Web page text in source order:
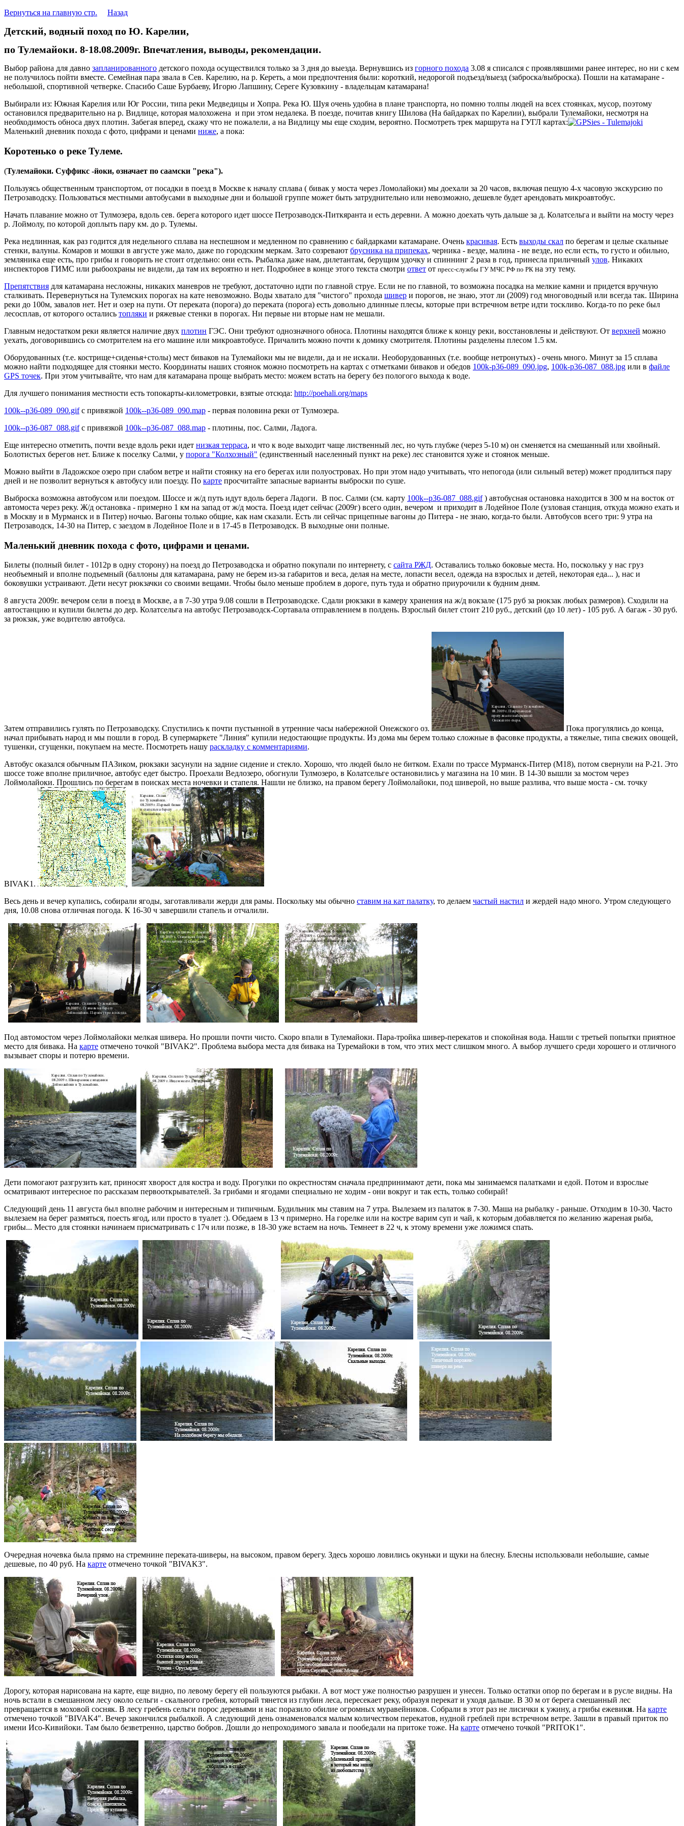
Вернуться на главную стр. Назад
Детский, водный поход по Ю. Карелии,
по Тулемайоки. 8-18.08.2009г. Впечатления, выводы, рекомендации.
Выбор района для давно запланированного детского похода осуществился только за 3 дня до выезда. Вернувшись из горного похода 3.08 я списался с проявлявшими ранее интерес, но ни с кем
не получилось пойти вместе. Семейная пара звала в Сев. Карелию, на р. Кереть, а мои предпочтения были: короткий, недорогой подъезд/выезд (заброска/выброска). Пошли на катамаране -
небольшой, спортивной четверке. Спасибо Саше Бурбаеву, Игорю Лапшину, Сереге Кузовкину - владельцам катамарана!
Выбирали из: Южная Карелия или Юг России, типа реки Медведицы и Хопра. Река Ю. Шуя очень удобна в плане транспорта, но помню толпы людей на всех стоянках, мусор, поэтому
остановился предварительно на р. Видлице, которая малохожена и при этом недалека. В поезде, почитав книгу Шилова (На байдарках по Карелии), выбрали Тулемайоки, несмотря на
необходимость обноса двух плотин. Забегая вперед, скажу что не пожалели, а на Видлицу мы еще сходим, вероятно. Посмотреть трек маршрута на ГУГЛ картах:
Маленький дневник похода с фото, цифрами и ценами ниже, а пока:
Коротенько о реке Тулеме.
(Тулемайоки. Суффикс -йоки, означает по саамски "река").
Пользуясь общественным транспортом, от посадки в поезд в Москве к началу сплава ( бивак у моста через Ломолайоки) мы доехали за 20 часов, включая пешую 4-х часовую экскурсию по
Петрозаводску. Пользоваться местными автобусами в выходные дни и большой группе может быть затруднительно или невозможно, дешевле будет арендовать микроавтобус.
Начать плавание можно от Тулмозера, вдоль сев. берега которого идет шоссе Петрозаводск-Питкяранта и есть деревни. А можно доехать чуть дальше за д. Колатсельга и выйти на мосту через
р. Лоймолу, по которой доплыть пару км. до р. Тулемы.
Река недлинная, как раз годится для недельного сплава на неспешном и медленном по сравнению с байдарками катамаране. Очень красивая. Есть выходы скал по берегам и целые скальные
стенки, валуны. Комаров и мошки в августе уже мало, даже по городским меркам. Зато созревают брусника на припеках, черника - везде, малина - не везде, но если есть, то густо и обильно,
земляника еще есть, про грибы и говорить не стоит отдельно: они есть. Рыбалка даже нам, дилетантам, берущим удочку и спиннинг 2 раза в год, принесла приличный улов. Никаких
инспекторов ГИМС или рыбоохраны не видели, да там их вероятно и нет. Подробнее в конце этого текста смотри ответ от пресс-службы ГУ МЧС РФ по РК на эту тему.
Препятствия для катамарана несложны, никаких маневров не требуют, достаточно идти по главной струе. Если не по главной, то возможна посадка на мелкие камни и придется вручную
сталкивать. Перевернуться на Тулемских порогах на кате невозможно. Воды хватало для "чистого" прохода шивер и порогов, не знаю, этот ли (2009) год многоводный или всегда так. Ширина
реки до 100м, завалов нет. Нет и озер на пути. От переката (порога) до переката (порога) есть довольно длинные плесы, которые при встречном ветре идти тоскливо. Когда-то по реке был
лесосплав, от которого остались топляки и ряжевые стенки в порогах. Ни первые ни вторые нам не мешали.
Главным недостатком реки является наличие двух плотин ГЭС. Они требуют однозначного обноса. Плотины находятся ближе к концу реки, восстановлены и действуют. От верхней можно
уехать, договорившись со смотрителем на его машине или микроавтобусе. Причалить можно почти к домику смотрителя. Плотины разделены плесом 1.5 км.
Оборудованных (т.е. кострище+сиденья+столы) мест биваков на Тулемайоки мы не видели, да и не искали. Необорудованных (т.е. вообще нетронутых) - очень много. Минут за 15 сплава
можно найти подходящее для стоянки место. Координаты наших стоянок можно посмотреть на картах с отметками биваков и обедов 100k-p36-089_090.jpg, 100k-p36-087_088.jpg или в файле
GPS точек. При этом учитывайте, что нам для катамарана проще выбрать место: можем встать на берегу без пологого выхода к воде.
Для лучшего понимания местности есть топокарты-километровки, взятые отсюда: http://poehali.org/maps
100k--p36-089_090.gifс привязкой 100k--p36-089_090.map - первая половина реки от Тулмозера.
100k--p36-087_088.gifс привязкой 100k--p36-087_088.map - плотины, пос. Салми, Ладога.
Еще интересно отметить, почти везде вдоль реки идет низкая терраса, и что к воде выходит чаще лиственный лес, но чуть глубже (через 5-10 м) он сменяется на смешанный или хвойный.
Болотистых берегов нет. Ближе к поселку Салми, у порога "Колхозный" (единственный населенный пункт на реке) лес становится хуже и стоянок меньше.
Можно выйти в Ладожское озеро при слабом ветре и найти стоянку на его берегах или полуостровах. Но при этом надо учитывать, что непогода (или сильный ветер) может продлиться пару
дней и не позволит вернуться к автобусу или поезду. По карте просчитайте запасные варианты выброски по суше.
Выброска возможна автобусом или поездом. Шоссе и ж/д путь идут вдоль берега Ладоги. В пос. Салми (см. карту 100k--p36-087_088.gif) автобусная остановка находится в 300 м на восток от
автомоста через реку. Ж/д остановка - примерно 1 км на запад от ж/д моста. Поезд идет сейчас (2009г) всего один, вечером и приходит в Лодейное Поле (узловая станция, откуда можно ехать и
в Москву и в Мурманск и в Питер) ночью. Вагоны только общие, как нам сказали. Есть ли сейчас прицепные вагоны до Питера - не знаю, когда-то были. Автобусов всего три: 9 утра на
Петрозаводск, 14-30 на Питер, с заездом в Лодейное Поле и в 17-45 в Петрозаводск. В выходные они полные.
Маленький дневник похода с фото, цифрами и ценами.
Билеты (полный билет - 1012р в одну сторону) на поезд до Петрозаводска и обратно покупали по интернету, с сайта РЖД. Оставались только боковые места. Но, поскольку у нас груз
необъемный и вполне подъемный (баллоны для катамарана, раму не берем из-за габаритов и веса, делая на месте, лопасти весел, одежда на взрослых и детей, некоторая еда... ), нас и
боковушки устраивают. Дети несут рюкзачки со своими вещами. Чтобы было меньше проблем в дороге, путь туда и обратно приурочили к будним дням.
8 августа 2009г. вечером сели в поезд в Москве, а в 7-30 утра 9.08 сошли в Петрозаводске. Сдали рюкзаки в камеру хранения на ж/д вокзале (175 руб за рюкзак любых размеров). Сходили на
автостанцию и купили билеты до дер. Колатсельга на автобус Петрозаводск-Сортавала отправлением в полдень. Взрослый билет стоит 210 руб., детский (до 10 лет) - 105 руб. А багаж - 30 руб.
за рюкзак, уже водителю автобуса.
Затем отправились гулять по Петрозаводску. Спустились к почти пустынной в утренние часы набережной Онежского оз.
Пока прогулялись до конца,
начал прибывать народ и мы пошли в город. В супермаркете "Линия" купили недостающие продукты. Из дома мы берем только сложные в фасовке продукты, а тяжелые, типа свежих овощей,
тушенки, сгущенки, покупаем на месте. Посмотреть нашу раскладку с комментариями.
Автобус оказался обычным ПАЗиком, рюкзаки засунули на задние сидение и стекло. Хорошо, что людей было не битком. Ехали по трассе Мурманск-Питер (М18), потом свернули на Р-21. Это
шоссе тоже вполне приличное, автобус едет быстро. Проехали Ведлозеро, обогнули Тулмозеро, в Колатсельге остановились у магазина на 10 мин. В 14-30 вышли за мостом через
Лоймолайоки. Прошлись по берегам в поисках места ночевки и стапеля. Нашли не близко, на правом берегу Лоймолайоки, под шиверой, но выше разлива, что выше моста - см. точку
BIVAK1.
,
Весь день и вечер купались, собирали ягоды, заготавливали жерди для рамы. Поскольку мы обычно ставим на кат палатку, то делаем частый настил и жердей надо много. Утром следующего
дня, 10.08 снова отличная погода. К 16-30 ч завершили стапель и отчалили.
Под автомостом через Лоймолайоки мелкая шивера. Но прошли почти чисто. Скоро впали в Тулемайоки. Пара-тройка шивер-перекатов и спокойная вода. Нашли с третьей попытки приятное
место для бивака. На карте отмечено точкой "BIVAK2". Проблема выбора места для бивака на Туремайоки в том, что этих мест слишком много. А выбор лучшего среди хорошего и отличного
вызывает споры и потерю времени.
Дети помогают разгрузить кат, приносят хворост для костра и воду. Прогулки по окрестностям сначала предпринимают дети, пока мы занимаемся палатками и едой. Потом и взрослые
осматривают интересное по рассказам первооткрывателей. За грибами и ягодами специально не ходим - они вокруг и так есть, только собирай!
Следующий день 11 августа был вполне рабочим и интересным и типичным. Будильник мы ставим на 7 утра. Вылезаем из палаток в 7-30. Маша на рыбалку - раньше. Отходим в 10-30. Часто
вылезаем на берег размяться, поесть ягод, или просто в туалет :). Обедаем в 13 ч примерно. На горелке или на костре варим суп и чай, к которым добавляется по желанию жареная рыба,
грибы... Место для стоянки начинаем присматривать с 17ч или позже, в 18-30 уже встаем на ночь. Темнеет в 22 ч, к этому времени уже ложимся спать.
Очередная ночевка была прямо на стремнине переката-шиверы, на высоком, правом берегу. Здесь хорошо ловились окуньки и щуки на блесну. Блесны использовали небольшие, самые
дешевые, по 40 руб. На карте отмечено точкой "BIVAK3".
Дорогу, которая нарисована на карте, еще видно, по левому берегу ей пользуются рыбаки. А вот мост уже полностью разрушен и унесен. Только остатки опор по берегам и в русле видны. На
ночь встали в смешанном лесу около сельги - скального гребня, который тянется из глубин леса, пересекает реку, образуя перекат и уходя дальше. В 30 м от берега смешанный лес
превращается в моховой сосняк. В лесу гребень сельги порос деревьями и нас поразило обилие огромных муравейников. Собрали в этот раз не лисички к ужину, а грибы ежевики. На карте
отмечено точкой "BIVAK4". Вечер закончился рыбалкой. А следующий день ознаменовался малым количеством перекатов, нудной греблей при встречном ветре. Зашли в правый приток по
имени Исо-Кивийоки. Там было безветренно, царство бобров. Дошли до непроходимого завала и пообедали на притоке тоже. На карте отмечено точкой "PRITOK1".